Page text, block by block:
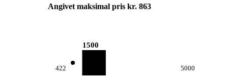
Angivet maksimal pris kr. 863
422
1500
5000